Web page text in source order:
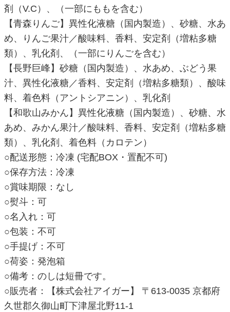
剤（V.C）、（一部にももを含む）
【青森りんご】異性化液糖（国内製造）、砂糖、水あ
め、りんご果汁／酸味料、香料、安定剤（増粘多糖
類）、乳化剤、（一部にりんごを含む）
【長野巨峰】砂糖（国内製造）、水あめ、ぶどう果
汁、異性化液糖／香料、安定剤（増粘多糖類）、酸味
料、着色料（アントシアニン）、乳化剤
【和歌山みかん】異性化液糖（国内製造）、砂糖、水
あめ、みかん果汁／酸味料、香料、安定剤（増粘多糖
類）、乳化剤、着色料（カロテン）
○配送形態：冷凍 (宅配BOX・置配不可)
○保存方法：冷凍
○賞味期限：なし
○熨斗：可
○名入れ：可
○包装：不可
○手提げ：不可
○荷姿：発泡箱
○備考：のしは短冊です。
○販売者：【株式会社アイガー】 〒613-0035 京都府
久世郡久御山町下津屋北野11-1